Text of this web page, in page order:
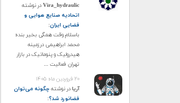
Vira_hydraulicدر نوشته
اتحادیه صنایع هوایی و
فضایی ایران:
باسلام وقت همگی بخیر بنده
محمد ابراهیمی درزمینه
هیدرولیک و پنوماتیک در بازار
تهران فعالیت ...
۲۰ فروردین ماه ۱۴۰۵
آریادر نوشتهچگونه می‌توان
فضانورد شد؟: